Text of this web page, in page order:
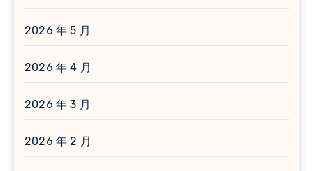
2026 年 5 月
2026 年 4 月
2026 年 3 月
2026 年 2 月